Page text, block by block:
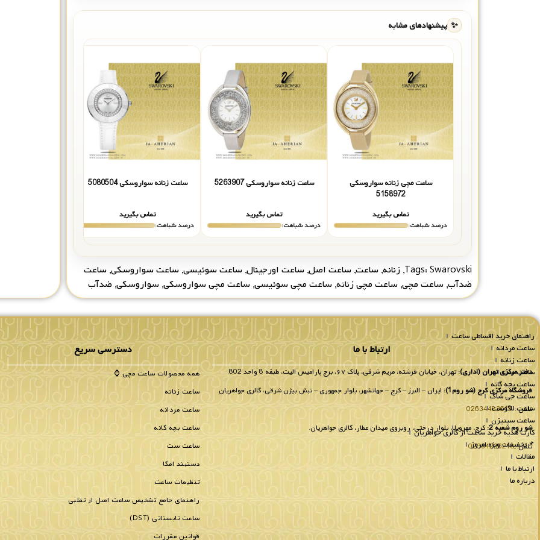
✨ پیشنهادهای مشابه
ساعت مچی زنانه سواروسکی
5158972
تماس بگیرید
درصد شباهت:
ساعت زنانه سواروسکی 5263907
تماس بگیرید
درصد شباهت:
ساعت زنانه سواروسکی 5080504
تماس بگیرید
درصد شباهت:
Tags: Swarovski
, زنانه, ساعت, ساعت اصل, ساعت اورجینال, ساعت سوئیسی, ساعت سواروسکی, ساعت
ضدآب, ساعت مچی, ساعت مچی زنانه, ساعت مچی سوئیسی, ساعت مچی سواروسکی, سواروسکی, ضدآب
راهنمای خرید اقساطی ساعت
ساعت مردانه
ساعت زنانه
ساعت ست
ساعت بچه گانه
ساعت جی شاک
ساعت لاگوست
ساعت سیتیزن
کارت هدیه خرید ساعت از گالری جواهریان
📌تخفیفات ویژه امروز
مقالات
ارتباط با ما
درباره ما
ارتباط با ما
دفتر مرکزی تهران (اداری):تهران، خیابان فرشته، مریم شرقی، پلاک ۶۷، برج پارامیس الیت، طبقه 8 واحد 802.
فروشگاه مرکزی کرج (شو روم1):
ایران – البرز – کرج – جهانشهر، بلوار جمهوری – نبش بیژن شرقی، گالری جواهریان.
تلفن :02634483611
شو روم شعبه 2:
کرج، مهرویلا، بلوار درختی، روبروی میدان عطار، گالری جواهریان.
تلفن:02634236218
دسترسی سریع
همه محصولات ساعت مچی ⌚
ساعت زنانه
ساعت مردانه
ساعت بچه گانه
ساعت ست
دستبند امگا
تنظیمات ساعت
راهنمای جامع تشخیص ساعت اصل از تقلبی
ساعت تابستانی (DST)
قوانین مقررات